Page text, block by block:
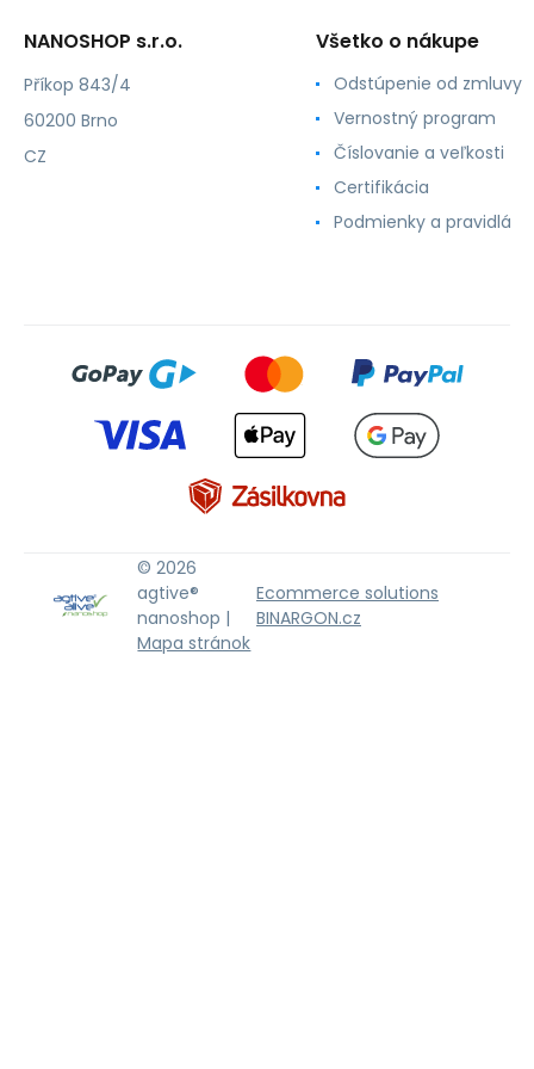
NANOSHOP s.r.o.
Příkop 843/4
60200 Brno
CZ
Všetko o nákupe
Odstúpenie od zmluvy
Vernostný program
Číslovanie a veľkosti
Certifikácia
Podmienky a pravidlá
© 2026
agtive®
nanoshop |
Mapa stránok
Ecommerce solutions
BINARGON.cz